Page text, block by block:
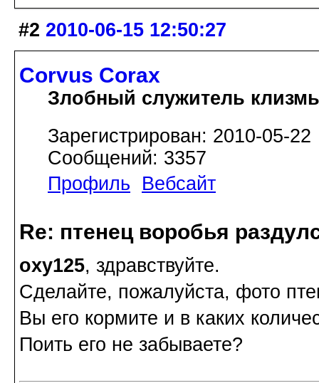
#2 2010-06-15 12:50:27
Corvus Corax
Злобный служитель
Зарегистрирован: 2010-05-22
Сообщений: 3357
Профиль
Вебсайт
Re: птенец воробья
oxy125, здравствуйте.
Сделайте, пожалуйста, фото
Вы его кормите и в каких
Поить его не забываете?